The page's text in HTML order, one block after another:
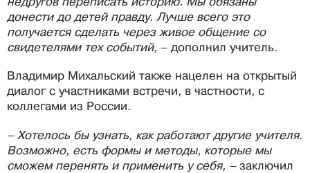
донести до детей правду. Лучше всего это
получается сделать через живое общение со
свидетелями тех событий, – дополнил учитель.
Владимир Михальский также нацелен на открытый
диалог с участниками встречи, в частности, с
коллегами из России.
– Хотелось бы узнать, как работают другие учителя.
Возможно, есть формы и методы, которые мы
сможем перенять и применить у себя, –заключил